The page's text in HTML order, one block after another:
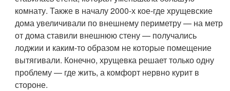
комнату. Также в началу 2000-х кое-где хрущевские
дома увеличивали по внешнему периметру — на метр
от дома ставили внешнюю стену — получались
лоджии и каким-то образом не которые помещение
вытягивали. Конечно, хрущевка решает только одну
проблему — где жить, а комфорт нервно курит в
стороне.